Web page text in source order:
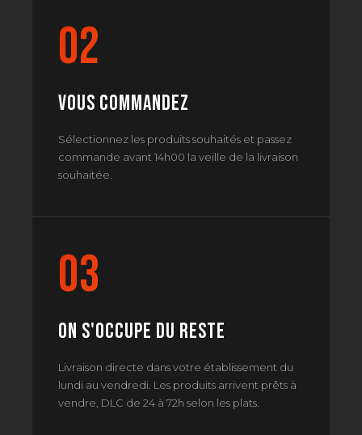
02
Vous commandez
Sélectionnez les produits souhaités et passez
commande avant 14h00 la veille de la livraison
souhaitée.
03
On s'occupe du reste
Livraison directe dans votre établissement du
lundi au vendredi. Les produits arrivent prêts à
vendre, DLC de 24 à 72h selon les plats.